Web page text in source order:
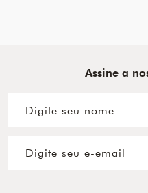
Assine a